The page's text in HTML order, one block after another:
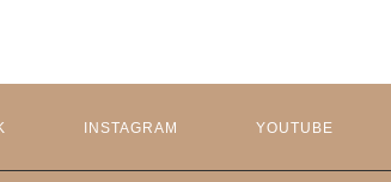
INSTAGRAM YOUTUBE